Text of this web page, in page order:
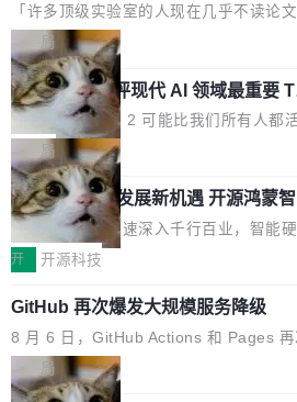
想...
的严苛使用需求。 澎湃功率，紧凑机身
600PG5 AI TOP具备强悍输出功率，同
机身尺寸大幅精简。整机长度仅16厘米，
功率段机身尺寸十分紧凑的1600W电源
巧机身有效提升市面主流标准A...
元。数字广告与公共关系相关服务市场更
25年的8463亿美元扩张至2026年的8763
元。数字的背后是一个清晰的事实——品
业化营销服务的需求从未如此迫切。 但
的同时,服务商的竞争逻辑正在改变。
Agency年度合辑的观察指出,“产品”这个
者最近的载体,在整个品牌营销层面的权
高了。全域营销服务商的竞争正在从规模
度,案例厚度、全域覆盖、多线协同...
了
「许多顶级实验室的人现在几乎不读论
且他们认为 ICLR/ICML/NeurIPS 充斥着
度宣传和欺诈。」 OpenAI 研究员
n 这条推文引发了广泛讨论。他不是在说
话，他是说出了一个圈内人尽皆知但很少
破的事实。 Jordan 随后补充了一句软化
「我不认为这些会议上大部分论文都在过
或造假。问题是，作为读者，如果你筛选
看起来最令人兴奋的论文，那它们大部分
度宣传的。」 这才是真正的痛点。不是
都有问题，是最吸引眼球的那批论文最有
他引用的帖子来自 Mathew Shen，一位
026 的读者：「看了篇 ...
局
xAI 前工程师评现代 AI 领域最重要
3 开源项目
Flash Attention 2 可能比我们所有人都
这句话不是来自某个技术博客，而是出自
Pham 的一条推文。Hieu Pham 是谁？
的早期工程师之一，在 Grok 训练基础设
工作过。近日他在 X 上发了一条帖子，
认为现代 AI 领域最重要的三个开源项目
理由很具体。FA 系列不需要解释，但
认为最重要的一个——复杂度恰到好处，
驱动你去学 CuTe，但还没被那些"邪恶的
er++ 优化所淹没，足够容易修改和适配
局
共商智能硬件发展新机遇 开源鸿蒙
硬件开发者日杭州站即将举行
随着万物智联加速深入千行百业，智能
单点设备迈向智能化、网联化、协同化发
鸿蒙通过统一技术底座和分布式能力，为
型智能设备的开发、连接与互联提供关键
也为产业链企业探索产品创新与商业增长
的空间。 8月14日，开源鸿蒙智能硬件开
开 开源科技
GitHub 再次爆发大规模服务降级
8 月 6 日，GitHub Actions 和 Pages 再
模服务降级，Actions 完全不可用超过 5
webhook 停发，连自托管 runner 也因调
局